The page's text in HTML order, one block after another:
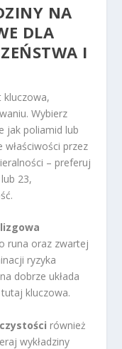
NA
DLA
I
kluczowa,
Wybierz
jak poliamid lub
przez
– preferuj
23,
runa oraz zwartej
ryzyka
dobrze układa
kluczowa.
również
wykładziny